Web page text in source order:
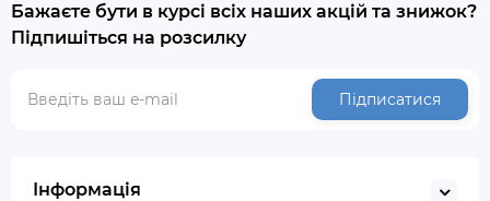
Бажаєте бути в курсі всіх наших акцій та знижок?
Підпишіться на розсилку
Підписатися
Інформація